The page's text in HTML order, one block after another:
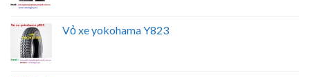
Vỏ xe yokohama Y823